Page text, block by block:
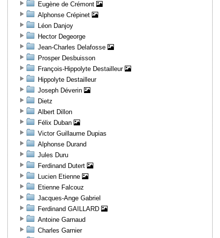
Eugène de Crémont
Alphonse Crépinet
Léon Danjoy
Hector Degeorge
Jean-Charles Delafosse
Prosper Desbuisson
François-Hippolyte Destailleur
Hippolyte Destailleur
Joseph Déverin
Dietz
Albert Dillon
Félix Duban
Victor Guillaume Dupias
Alphonse Durand
Jules Duru
Ferdinand Dutert
Lucien Etienne
Etienne Falcouz
Jacques-Ange Gabriel
Ferdinand GAILLARD
Antoine Garnaud
Charles Garnier